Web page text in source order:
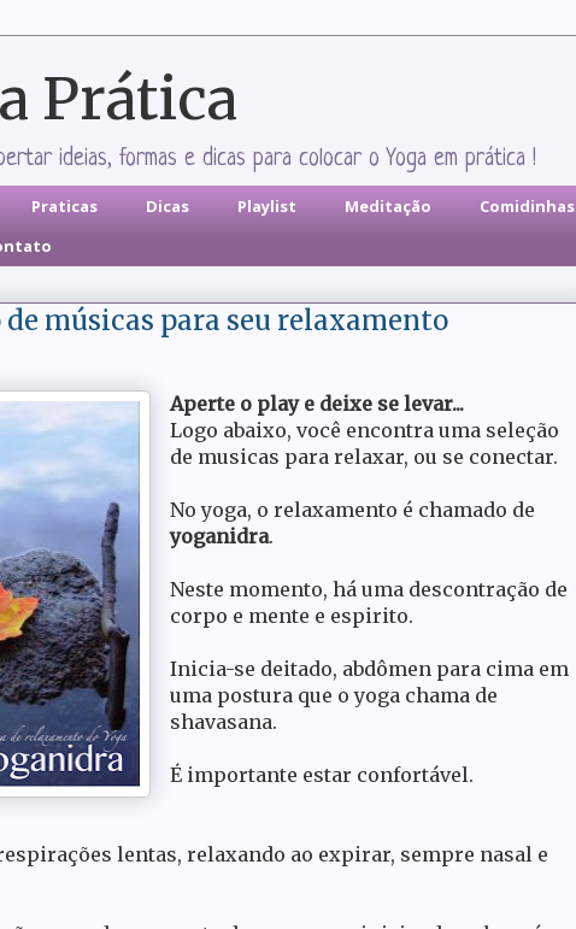
Prática
ideias, formas e dicas para colocar o Yoga em prática !
Praticas Dicas Playlist Meditação Comidinhas
de músicas para seu relaxamento
Aperte o play e deixe se levar...
Logo abaixo, você encontra uma seleção
de musicas para relaxar, ou se conectar.
No yoga, o relaxamento é chamado de
yoganidra.
Neste momento, há uma descontração de
corpo e mente e espirito.
Inicia-se deitado, abdômen para cima em
uma postura que o yoga chama de
shavasana.
É importante estar confortável.
lentas, relaxando ao expirar, sempre nasal e